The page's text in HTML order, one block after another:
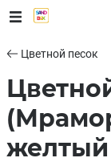
Цветной песок
желтый